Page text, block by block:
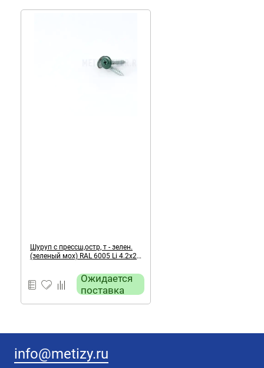
Шуруп с прессш,остр, т - зелен.
(зеленый мох) RAL 6005 Li 4.2х25
Ожидается
поставка
info@metizy.ru